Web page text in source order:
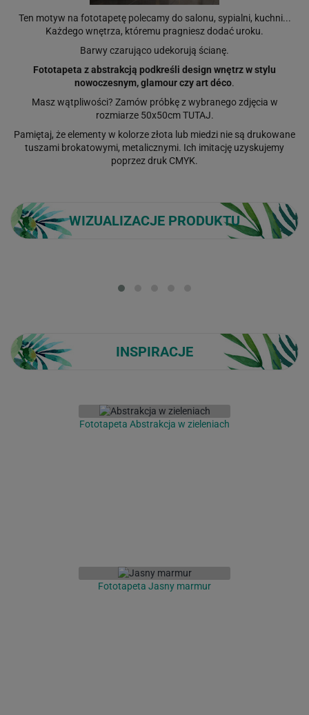
Ten motyw na fototapetę polecamy do salonu, sypialni, kuchni...
Każdego wnętrza, któremu pragniesz dodać uroku.
Barwy czarująco udekorują ścianę.
Fototapeta z abstrakcją podkreśli design wnętrz w stylu
nowoczesnym, glamour czy art déco.
Masz wątpliwości? Zamów próbkę z wybranego zdjęcia w
rozmiarze 50x50cmTUTAJ.
Pamiętaj, że elementy w kolorze złota lub miedzi nie są drukowane
tuszami brokatowymi, metalicznymi. Ich imitację uzyskujemy
poprzez druk CMYK.
WIZUALIZACJE PRODUKTU
INSPIRACJE
Fototapeta Abstrakcja w zieleniach
Fototapeta Jasny marmur